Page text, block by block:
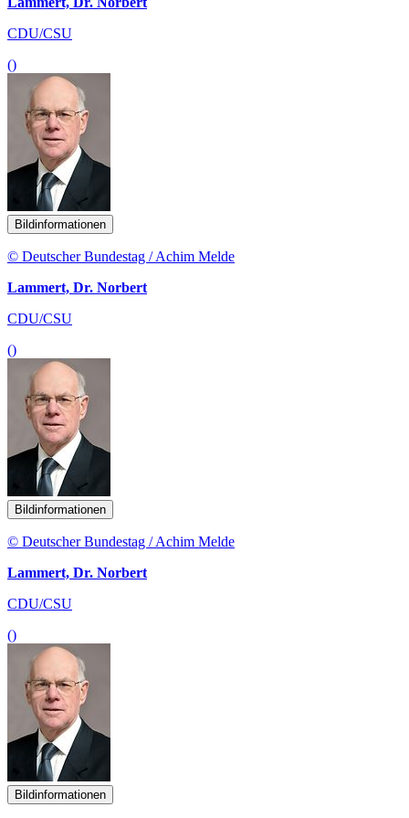
CDU/CSU
()
Bildinformationen
© Deutscher Bundestag / Achim Melde
Lammert, Dr. Norbert
CDU/CSU
()
Bildinformationen
© Deutscher Bundestag / Achim Melde
Lammert, Dr. Norbert
CDU/CSU
()
Bildinformationen